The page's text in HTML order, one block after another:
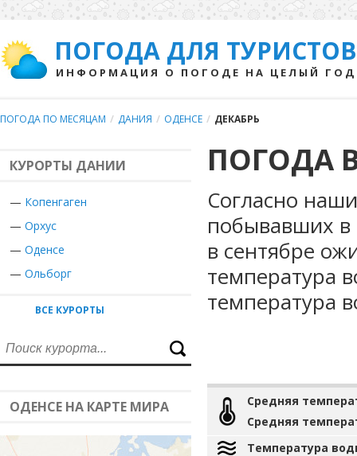
ПОГОДА ДЛЯ ТУРИСТОВ
ИНФОРМАЦИЯ О ПОГОДЕ НА ЦЕЛЫЙ ГОД
ПОГОДА ПО МЕСЯЦАМ / ДАНИЯ / ОДЕНСЕ / ДЕКАБРЬ
КУРОРТЫ ДАНИИ
— Копенгаген
— Орхус
— Оденсе
— Ольборг
ВСЕ КУРОРТЫ
ОДЕНСЕ НА КАРТЕ МИРА
ПОГОДА
Согласно
побывавших в
в сентябре
температура
температура
Средняя
Средняя
Температура